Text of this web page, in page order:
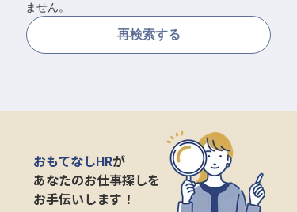
採用をお考えの企業様へ
ません。
再検索する
おもてなしHRが
あなたのお仕事探しを
お手伝いします！